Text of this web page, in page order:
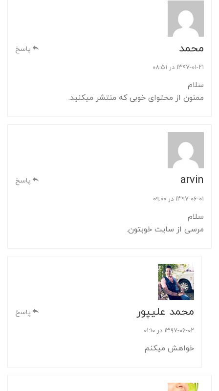
محمد پاسخ
۱۳۹۷-۰۱-۲۱ در ۰۸:۵۱
سلام
ممنون از محتوای خوبی که منتشر میکنید.
arvin پاسخ
۱۳۹۷-۰۶-۰۱ در ۰۹:۰۰
سلام
مرسی از سایت خوبتون.
محمد علیپور پاسخ
۱۳۹۷-۰۶-۰۲ در ۰۱:۱۰
خواهش میکنم